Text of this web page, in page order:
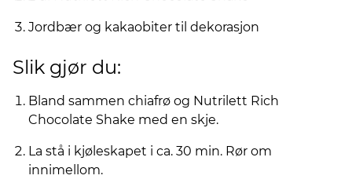
Jordbær og kakaobiter til dekorasjon
Slik gjør du:
Bland sammen chiafrø og Nutrilett Rich
Chocolate Shake med en skje.
La stå i kjøleskapet i ca. 30 min. Rør om
innimellom.